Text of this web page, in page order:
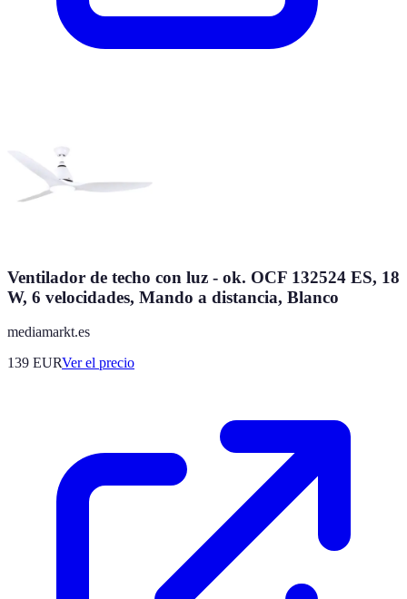
Ventilador de techo con luz - ok. OCF 132524 ES, 18
W, 6 velocidades, Mando a distancia, Blanco
mediamarkt.es
139 EURVer el precio